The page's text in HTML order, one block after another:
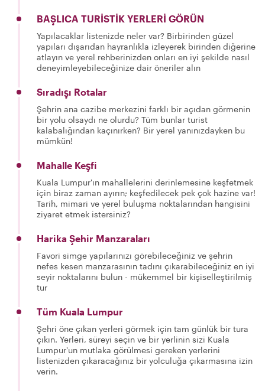
BAŞLICA TURİSTİK YERLERİ GÖRÜN
Yapılacaklar listenizde neler var? Birbirinden güzel
yapıları dışarıdan hayranlıkla izleyerek birinden diğerine
atlayın ve yerel rehberinizden onları en iyi şekilde nasıl
deneyimleyebileceğinize dair öneriler alın
Sıradışı Rotalar
Şehrin ana cazibe merkezini farklı bir açıdan görmenin
bir yolu olsaydı ne olurdu? Tüm bunlar turist
kalabalığından kaçınırken? Bir yerel yanınızdayken bu
mümkün!
Mahalle Keşfi
Kuala Lumpur'ın mahallelerini derinlemesine keşfetmek
için biraz zaman ayırın; keşfedilecek pek çok hazine var!
Tarih, mimari ve yerel buluşma noktalarından hangisini
ziyaret etmek istersiniz?
Harika Şehir Manzaraları
Favori simge yapılarınızı görebileceğiniz ve şehrin
nefes kesen manzarasının tadını çıkarabileceğiniz en iyi
seyir noktalarını bulun - mükemmel bir kişiselleştirilmiş
tur
Tüm Kuala Lumpur
Şehri öne çıkan yerleri görmek için tam günlük bir tura
çıkın. Yerleri, süreyi seçin ve bir yerlinin sizi Kuala
Lumpur'un mutlaka görülmesi gereken yerlerini
listenizden çıkaracağınız bir yolculuğa çıkarmasına izin
verin.